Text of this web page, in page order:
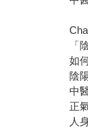
「
如
陰
中
正
人